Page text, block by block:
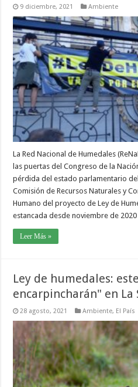
9 diciembre, 2021 Ambiente
La Red Nacional de Humedales
las puertas del Congreso de la
pérdida del estado parlamentario
Comisión de Recursos Naturales y
Humano del proyecto de Ley de
estancada desde noviembre de
Leer Más »
Ley de humedales:
encarpincharán" en La
28 agosto, 2021 Ambiente, El País